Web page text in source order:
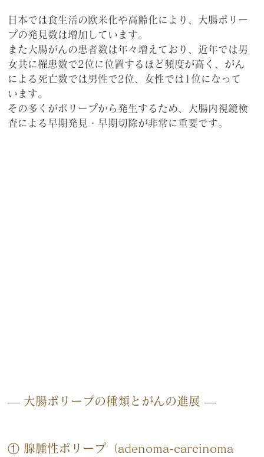
日本では食生活の欧米化や高齢化により、大腸ポリー
プの発見数は増加しています。
また大腸がんの患者数は年々増えており、近年では男
女共に罹患数で2位に位置するほど頻度が高く、がん
による死亡数では男性で2位、女性では1位になって
います。
その多くがポリープから発生するため、大腸内視鏡検
査による早期発見・早期切除が非常に重要です。
― 大腸ポリープの種類とがんの進展 ―
① 腺腫性ポリープ（adenoma-carcinoma